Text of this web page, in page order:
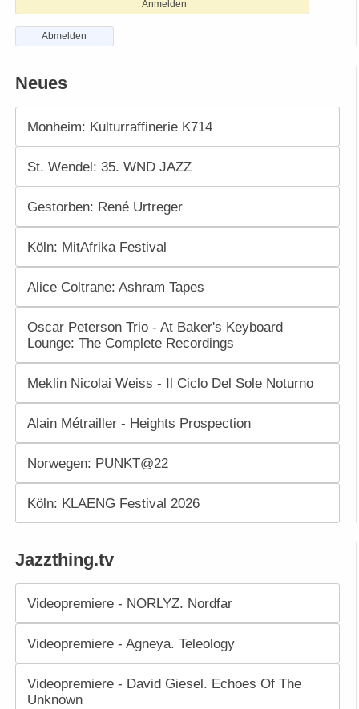
Anmelden
Abmelden
Neues
Monheim: Kulturraffinerie K714
St. Wendel: 35. WND JAZZ
Gestorben: René Urtreger
Köln: MitAfrika Festival
Alice Coltrane: Ashram Tapes
Oscar Peterson Trio - At Baker's Keyboard
Lounge: The Complete Recordings
Meklin Nicolai Weiss - Il Ciclo Del Sole Noturno
Alain Métrailler - Heights Prospection
Norwegen: PUNKT@22
Köln: KLAENG Festival 2026
Jazzthing.tv
Videopremiere - NORLYZ. Nordfar
Videopremiere - Agneya. Teleology
Videopremiere - David Giesel. Echoes Of The
Unknown